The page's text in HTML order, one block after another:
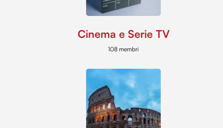
Cinema e Serie TV
108 membri